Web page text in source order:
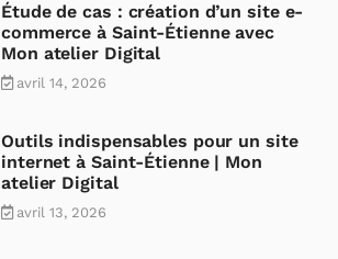
Étude de cas : création d’un site e-
commerce à Saint-Étienne avec
Mon atelier Digital
avril 14, 2026
Outils indispensables pour un site
internet à Saint-Étienne | Mon
atelier Digital
avril 13, 2026